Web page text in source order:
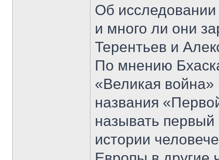
Об
и много ли они
Терентьев и
По мнению
«Великая война»
названия
называть
истории